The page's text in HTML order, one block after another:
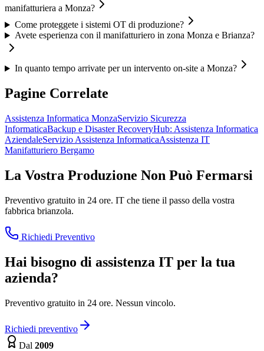
manifatturiera a Monza?
Come proteggete i sistemi OT di produzione?
Avete esperienza con il manifatturiero in zona Monza e Brianza?
In quanto tempo arrivate per un intervento on-site a Monza?
Pagine Correlate
Assistenza Informatica MonzaServizio Sicurezza
InformaticaBackup e Disaster RecoveryHub: Assistenza Informatica
AziendaleServizio Assistenza InformaticaAssistenza IT
Manifatturiero Bergamo
La Vostra Produzione Non Può Fermarsi
Preventivo gratuito in 24 ore. IT che tiene il passo della vostra
fabbrica brianzola.
Richiedi Preventivo
Hai bisogno di assistenza IT per la tua
azienda?
Preventivo gratuito in 24 ore. Nessun vincolo.
Richiedi preventivo
Dal 2009